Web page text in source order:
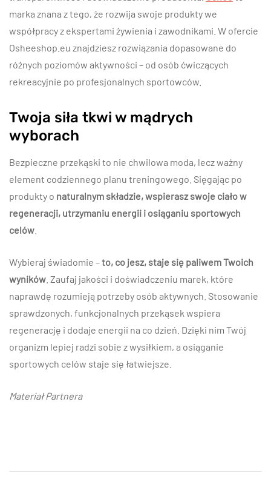
marka znana z tego, że rozwija swoje produkty we
współpracy z ekspertami żywienia i zawodnikami. W ofercie
Osheeshop.eu znajdziesz rozwiązania dopasowane do
różnych poziomów aktywności – od osób ćwiczących
rekreacyjnie po profesjonalnych sportowców.
Twoja siła tkwi w mądrych
wyborach
Bezpieczne przekąski to nie chwilowa moda, lecz ważny
element codziennego planu treningowego. Sięgając po
produkty o naturalnym składzie, wspierasz swoje ciało w
regeneracji, utrzymaniu energii i osiąganiu sportowych
celów
Wybieraj świadomie –to, co jesz, staje się paliwem Twoich
wyników . Zaufaj jakości i doświadczeniu marek, które
naprawdę rozumieją potrzeby osób aktywnych. Stosowanie
sprawdzonych, funkcjonalnych przekąsek wspiera
regenerację i dodaje energii na co dzień. Dzięki nim Twój
organizm lepiej radzi sobie z wysiłkiem, a osiąganie
sportowych celów staje się łatwiejsze.
Materiał Partnera